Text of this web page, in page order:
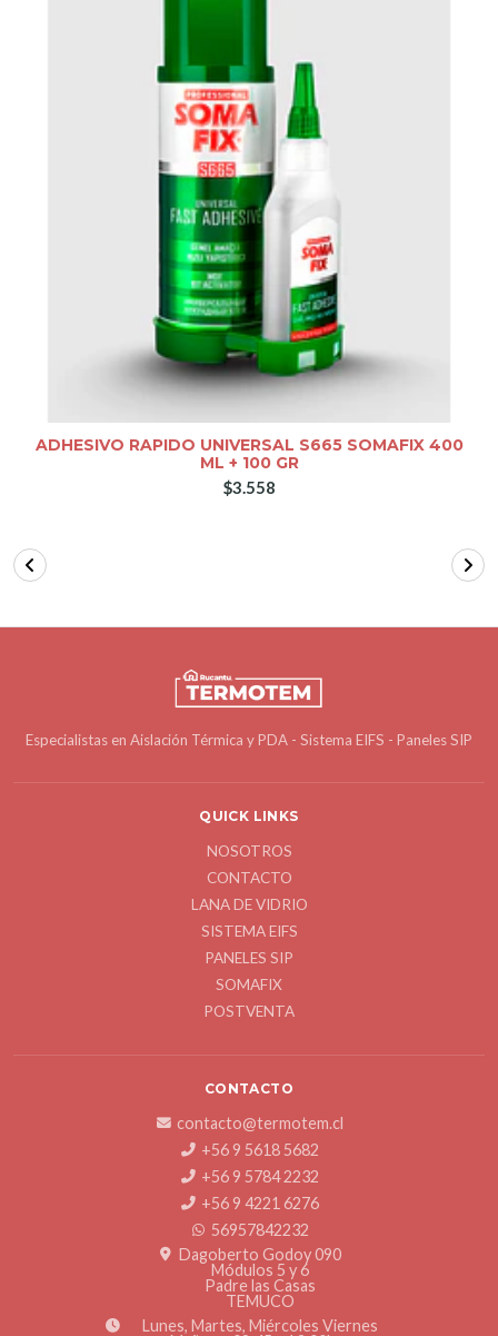
ADHESIVO RAPIDO UNIVERSAL S665 SOMAFIX 400
ML + 100 GR
$3.558
Especialistas en Aislación Térmica y PDA - Sistema EIFS - Paneles SIP
QUICK LINKS
NOSOTROS
CONTACTO
LANA DE VIDRIO
SISTEMA EIFS
PANELES SIP
SOMAFIX
POSTVENTA
CONTACTO
contacto@termotem.cl
+56 9 5618 5682
+56 9 5784 2232
+56 9 4221 6276
56957842232
Dagoberto Godoy 090
Módulos 5 y 6
Padre las Casas
TEMUCO
Lunes, Martes, Miércoles Viernes